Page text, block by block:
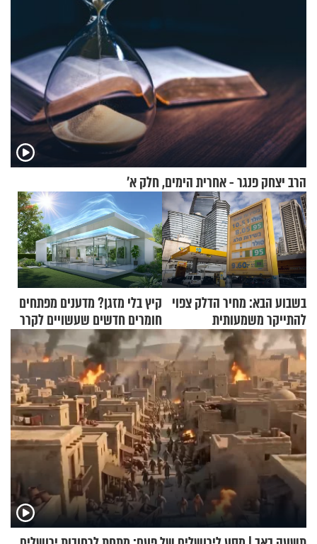
הרב יצחק פנגר - אחרית הימים, חלק א’
בשבוע הבא: מחיר הדלק צפוי
להתייקר משמעותית
קיץ בלי מזגן? מדענים מפתחים
חומרים חדשים שעשויים לקרר
בתים